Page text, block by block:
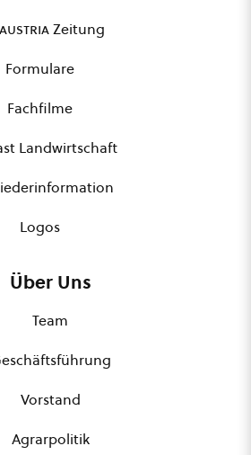
Zeitung
Formulare
Fachfilme
Landwirtschaft
Logos
Über Uns
Team
Vorstand
Agrarpolitik